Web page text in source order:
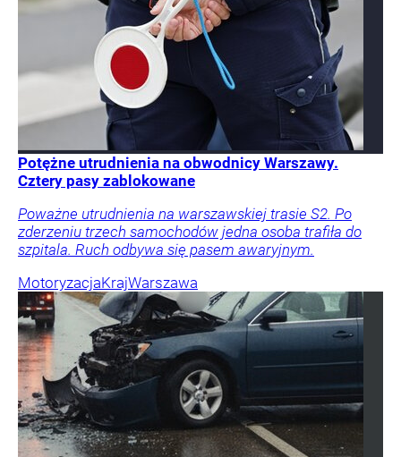
Potężne utrudnienia na obwodnicy Warszawy.
Cztery pasy zablokowane
Poważne utrudnienia na warszawskiej trasie S2. Po
zderzeniu trzech samochodów jedna osoba trafiła do
szpitala. Ruch odbywa się pasem awaryjnym.
MotoryzacjaKrajWarszawa